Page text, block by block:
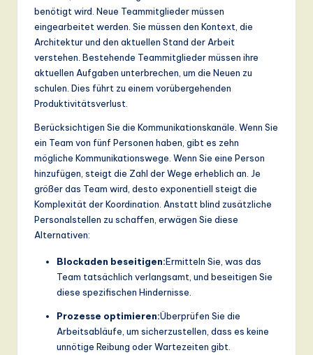
benötigt wird. Neue Teammitglieder müssen
eingearbeitet werden. Sie müssen den Kontext, die
Architektur und den aktuellen Stand der Arbeit
verstehen. Bestehende Teammitglieder müssen ihre
aktuellen Aufgaben unterbrechen, um die Neuen zu
schulen. Dies führt zu einem vorübergehenden
Produktivitätsverlust.
Berücksichtigen Sie die Kommunikationskanäle. Wenn Sie
ein Team von fünf Personen haben, gibt es zehn
mögliche Kommunikationswege. Wenn Sie eine Person
hinzufügen, steigt die Zahl der Wege erheblich an. Je
größer das Team wird, desto exponentiell steigt die
Komplexität der Koordination. Anstatt blind zusätzliche
Personalstellen zu schaffen, erwägen Sie diese
Alternativen:
Blockaden beseitigen:Ermitteln Sie, was das
Team tatsächlich verlangsamt, und beseitigen Sie
diese spezifischen Hindernisse.
Prozesse optimieren:Überprüfen Sie die
Arbeitsabläufe, um sicherzustellen, dass es keine
unnötige Reibung oder Wartezeiten gibt.